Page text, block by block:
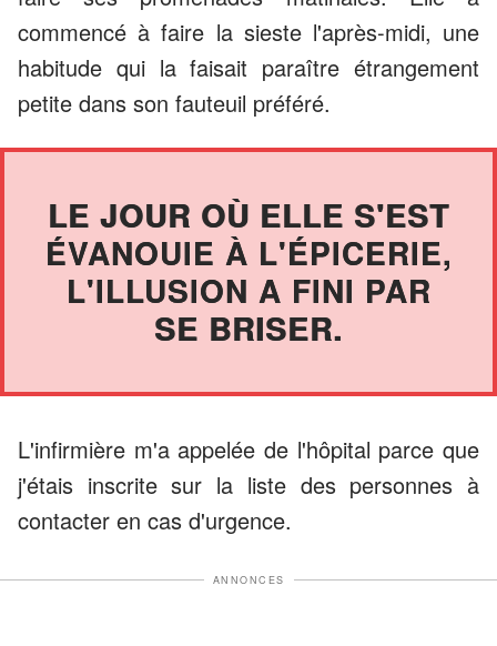
commencé à faire la sieste l'après-midi, une
habitude qui la faisait paraître étrangement
petite dans son fauteuil préféré.
LE JOUR OÙ ELLE S'EST
ÉVANOUIE À L'ÉPICERIE,
L'ILLUSION A FINI PAR
SE BRISER.
L'infirmière m'a appelée de l'hôpital parce que
j'étais inscrite sur la liste des personnes à
contacter en cas d'urgence.
ANNONCES